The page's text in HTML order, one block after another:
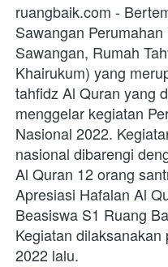
ruangbaik.com -
Sawangan
Sawangan, Rumah
Khairukum) yang
tahfidz Al Quran yang
menggelar kegiatan
Nasional 2022.
nasional dibarengi
Al Quran 12 orang
Apresiasi Hafalan Al
Beasiswa S1 Ruang
Kegiatan
2022 lalu.